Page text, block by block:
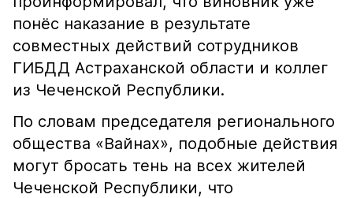
понёс наказание в результате
совместных действий сотрудников
ГИБДД Астраханской области и коллег
из Чеченской Республики.
По словам председателя регионального
общества «Вайнах», подобные действия
могут бросать тень на всех жителей
Чеченской Республики, что